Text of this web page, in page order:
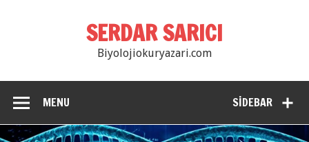
SERDAR SARICI
Biyolojiokuryazari.com
SIDEBAR
MENU